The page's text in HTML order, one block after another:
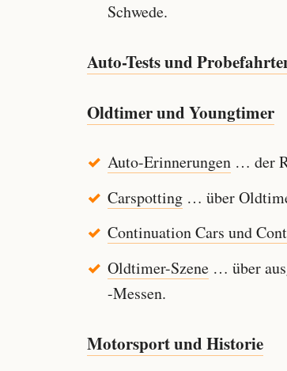
Schwede.
Auto-Tests und
Oldtimer und Youngtimer
Auto-Erinnerungen… der
Carspotting… über
Continuation Cars und
Oldtimer-Szene… über
-Messen.
Motorsport und Historie